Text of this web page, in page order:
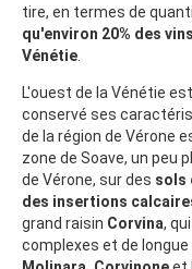
tire, en termes de
qu'environ 20% des
Vénétie
L'ouest de la Vénétie
conservé ses
de la région de Vérone
zone de Soave, un peu
de Vérone, sur des sols
des insertions
grand raisin Corvina,
complexes et de